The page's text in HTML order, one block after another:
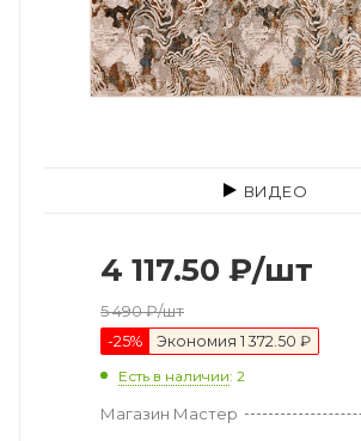
ВИДЕО
4 117.50 ₽/шт
5 490₽/шт
-25% Экономия 1 372.50 ₽
Есть в наличии: 2
Магазин Мастер